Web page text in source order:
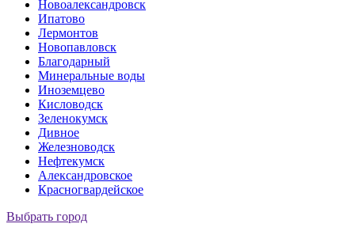
Новоалександровск
Ипатово
Лермонтов
Новопавловск
Благодарный
Минеральные воды
Иноземцево
Кисловодск
Зеленокумск
Дивное
Железноводск
Нефтекумск
Александровское
Красногвардейское
Выбрать город